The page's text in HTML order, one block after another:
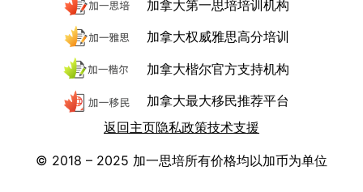
加拿大第一思培培训机构
加拿大权威雅思高分培训
加拿大楷尔官方支持机构
加拿大最大移民推荐平台
返回主页隐私政策技术支援
© 2018 – 2025 加一思培所有价格均以加币为单位